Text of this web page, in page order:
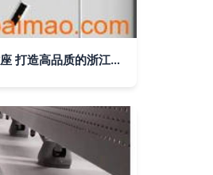
台州塑料插座模具与轨道插座 打造高品质的浙江日用品模具制造